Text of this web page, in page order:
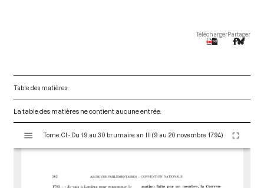
TéléchargerPartager
Table des matières
La table des matières ne contient aucune entrée.
s
Tome CI - Du 19 au 30 brumaire an III (9 au 20 novembre 1794)